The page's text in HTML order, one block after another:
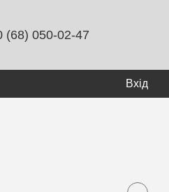
(68) 050-02-47
Вхід